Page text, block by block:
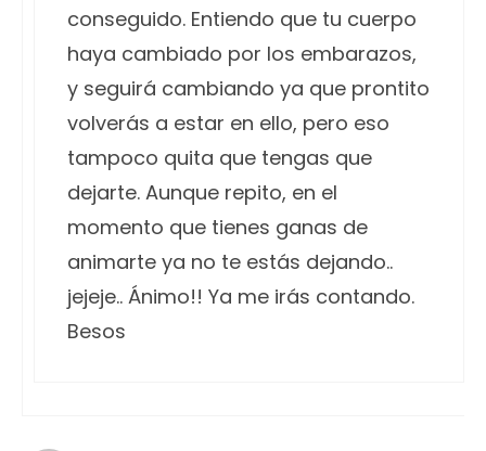
conseguido. Entiendo que tu cuerpo
haya cambiado por los embarazos,
y seguirá cambiando ya que prontito
volverás a estar en ello, pero eso
tampoco quita que tengas que
dejarte. Aunque repito, en el
momento que tienes ganas de
animarte ya no te estás dejando..
jejeje.. Ánimo!! Ya me irás contando.
Besos